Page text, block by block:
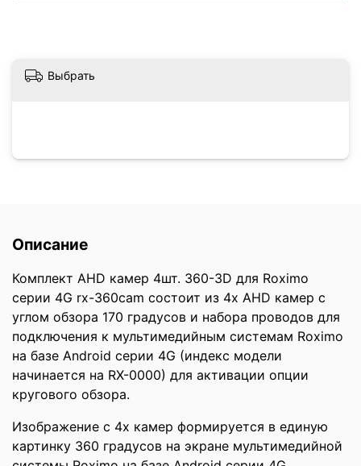
Выбрать
Описание
Комплект AHD камер 4шт. 360-3D для Roximo
серии 4G rx-360cam состоит из 4х AHD камер с
углом обзора 170 градусов и набора проводов для
подключения к мультимедийным системам Roximo
на базе Android серии 4G (индекс модели
начинается на RX-0000) для активации опции
кругового обзора.
Изображение с 4х камер формируется в единую
картинку 360 градусов на экране мультимедийной